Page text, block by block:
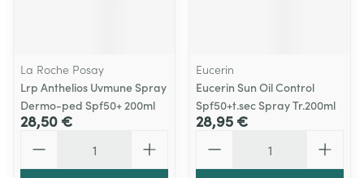
La Roche Posay
Lrp Anthelios Uvmune Spray
Dermo-ped Spf50+ 200ml
28,50 €
Eucerin
Eucerin Sun Oil Control
Spf50+t.sec Spray Tr.200ml
28,95 €